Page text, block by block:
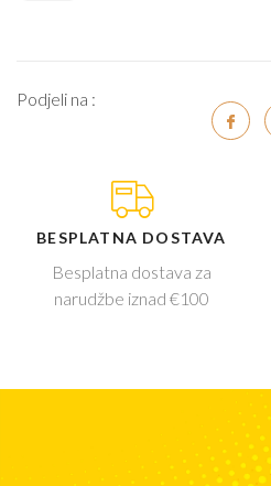
Podjeli na :
BESPLATNA DOSTAVA
Besplatna dostava za
narudžbe iznad €100